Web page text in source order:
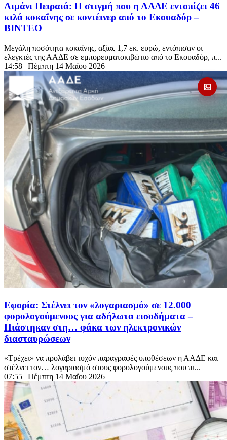
Λιμάνι Πειραιά: Η στιγμή που η ΑΑΔΕ εντοπίζει 46
κιλά κοκαΐνης σε κοντέινερ από το Εκουαδόρ –
ΒΙΝΤΕΟ
Μεγάλη ποσότητα κοκαΐνης, αξίας 1,7 εκ. ευρώ, εντόπισαν οι
ελεγκτές της ΑΑΔΕ σε εμπορευματοκιβώτιο από το Εκουαδόρ, π...
14:58 | Πέμπτη 14 Μαΐου 2026
Εφορία: Στέλνει τον «λογαριασμό» σε 12.000
φορολογούμενους για αδήλωτα εισοδήματα –
Πιάστηκαν στη… φάκα των ηλεκτρονικών
διασταυρώσεων
«Τρέχει» να προλάβει τυχόν παραγραφές υποθέσεων η ΑΑΔΕ και
στέλνει τον… λογαριασμό στους φορολογούμενους που πι...
07:55 | Πέμπτη 14 Μαΐου 2026